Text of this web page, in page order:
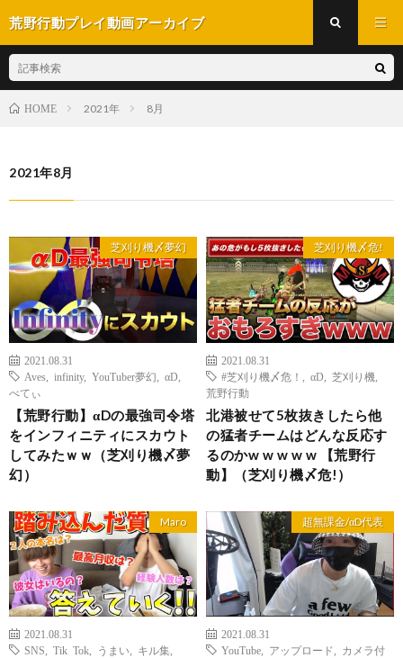
荒野行動プレイ動画アーカイブ
HOME 2021年 8月
2021年8月
芝刈り機〆夢幻
2021.08.31
Aves
infinity, YouTuber夢幻 αD
べてぃ
【荒野行動】αDの最強司令塔
をインフィニティにスカウト
してみたｗｗ（芝刈り機〆夢
幻）
芝刈り機〆危!
2021.08.31
#芝刈り機〆危！
αD 芝刈り機
荒野行動
北港被せて5枚抜きしたら他
の猛者チームはどんな反応す
るのかw w w w w 【荒野行
動】（芝刈り機〆危!）
Maro
2021.08.31
SNS
Tik Tok うまい キル集
超無課金/αD代表
2021.08.31
YouTube
アップロード
カメラ付